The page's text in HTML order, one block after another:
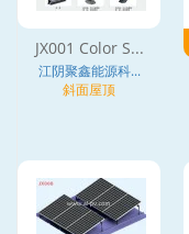
JX001 Color S...
江阴聚鑫能源科...
斜面屋顶